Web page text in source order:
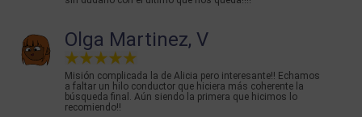
Olga Martinez, V
Misión complicada la de Alicia pero interesante!! Echamos
a faltar un hilo conductor que hiciera más coherente la
búsqueda final. Aún siendo la primera que hicimos lo
recomiendo!!